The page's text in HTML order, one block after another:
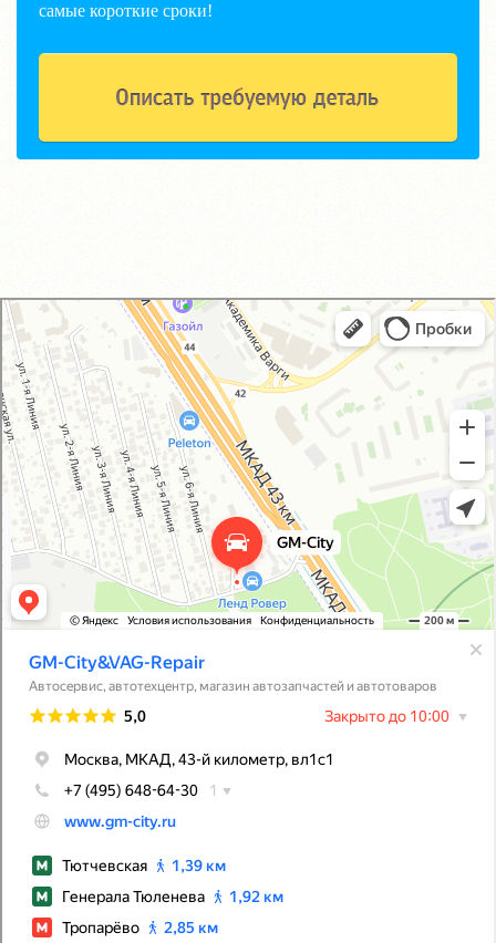
самые короткие сроки!
GM-City&VAG-Repair
Автосервис, автотехцентр в Москве
Магазин автозапчастей и автотоваров в Москве